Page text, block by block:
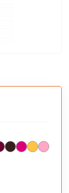
BORDEAUX_146
CHOCOLAT_398
FUCHSIA_140
JAUNE_301